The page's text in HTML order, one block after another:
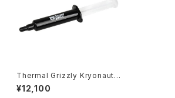
Thermal Grizzly Kryonaut t
hermal compound - 37gra
ms / 10ml
¥12,100